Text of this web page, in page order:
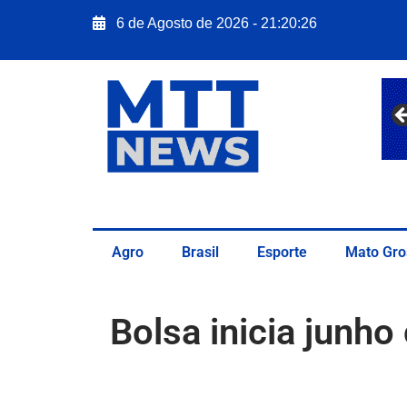
6 de Agosto de 2026 - 21:20:27
Agro Brasil Esporte Mato
Bolsa inicia